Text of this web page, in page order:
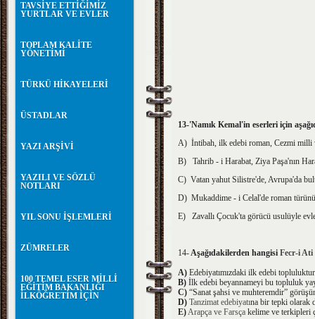
TAVSİYE ETTİĞİMİZ
YURTLAR VE EVLER
TOPLAM KALİTE
YÖNETİMİ
TÜRKÜ HİKAYELERİ
ÜSTADLAR
YAZI ARŞİVİ
YAZILI VE SÖZLÜ
NOTLARI
YIL SONU İŞLEMLERİ
ZÜMRELER
100 TEMEL ESER MİLLİ
EĞİTİM BAKANLIĞI
İLKÖĞRETİM İÇİN
13-'Namık Kemal'in eserleri için
A) İntibah, ilk edebi roman, Cezmi milli
B) Tahrib - i Harabat, Ziya Paşa'nın
C) Vatan yahut Silistre'de, Avrupa'da
D) Mukaddime - i Celal'de roman türünü
E) Zavallı Çocuk'ta görücü usulüyle
14-Aşağıdakilerden hangisi Fecr-i Ati
A) Edebiyatımızdaki ilk edebi
B) İlk edebi beyannameyi bu topluluk
C) “Sanat şahsi ve muhteremdir”
D) Tanzimat edebiyatına bir tepki olarak
E)Arapça ve Farsça kelime ve terkipleri